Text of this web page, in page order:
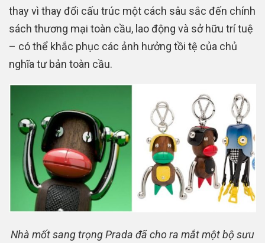
thay vì thay đổi cấu trúc một cách sâu sắc đến chính
sách thương mại toàn cầu, lao động và sở hữu trí tuệ
– có thể khắc phục các ảnh hưởng tồi tệ của chủ
nghĩa tư bản toàn cầu.
Nhà mốt sang trọng Prada đã cho ra mắt một bộ sưu